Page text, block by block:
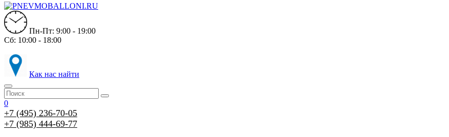
Пн-Пт: 9:00 - 19:00
Сб: 10:00 - 18:00
Как нас найти
0
+7 (495) 236-70-05
+7 (985) 444-69-77